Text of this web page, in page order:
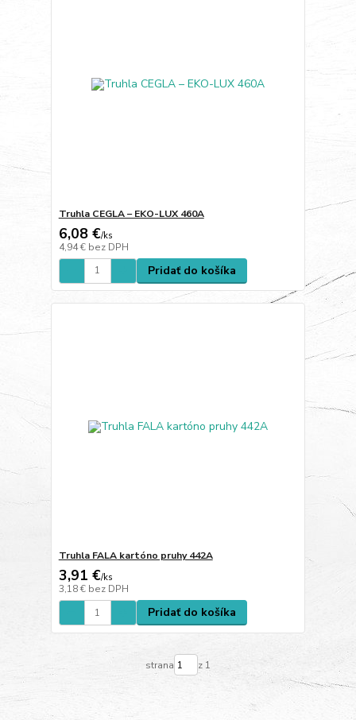
Truhla CEGLA – EKO-LUX 460A
6,08 €/ks
4,94 € bez DPH
Pridať do košíka
Truhla FALA kartóno pruhy 442A
3,91 €/ks
3,18 € bez DPH
Pridať do košíka
strana z 1